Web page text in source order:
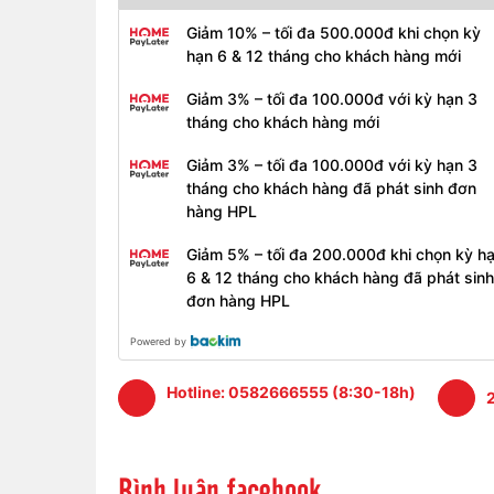
Quy trình làm việc:
- Bước 1:Tiếp nhận thiết bị, kiểm tra tình trạng
- Bước 3: Khách đồng ý giá tiến hành lấy màn
- Bước 4:Kiểm tra lại sự tương thích và chất
- Bước 5:Bàn giao lại máy. Khách thanh toán
Bảo hành màn hình Surface
- Thời hạn bảo hành 3 tháng
- Đổi mới nếu phát sinh lỗi và không đúng mẫu mã
- Trường hợp không nhận bảo hành: màn
Giảm 10% – tối đa 500.000đ khi chọn kỳ
hạn 6 & 12 tháng cho khách hàng mới
Giảm 3% – tối đa 100.000đ với kỳ hạn 3
tháng cho khách hàng mới
Giảm 3% – tối đa 100.000đ với kỳ hạn 3
tháng cho khách hàng đã phát sinh đơn
hàng HPL
Giảm 5% – tối đa 200.000đ khi chọn kỳ
6 & 12 tháng cho khách hàng đã phát sinh
đơn hàng HPL
Powered by
Hotline:0582666555 (8:30-18h)